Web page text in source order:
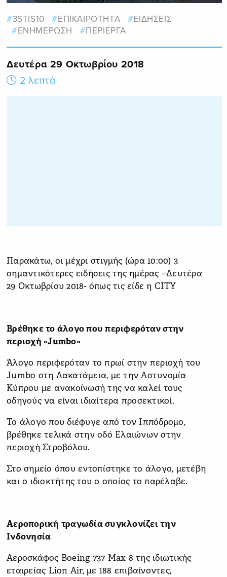
3STIS10 ΕΠΙΚΑΙΡΟΤΗΤΑ
ΕΙΔΗΣΕΙΣ
ΕΝΗΜΕΡΩΣΗ
ΠΕΡΙΕΡΓΑ
Δευτέρα 29 Οκτωβρίου 2018
2 λεπτά
Παρακάτω, οι μέχρι στιγμής (ώρα 10:00) 3
σημαντικότερες ειδήσεις της ημέρας –Δευτέρα
29 Οκτωβρίου 2018- όπως τις είδε η CITY
Βρέθηκε το άλογο που περιφερόταν στην
περιοχή «Jumbo»
Άλογο περιφερόταν το πρωί στην περιοχή του
Jumbo στη Λακατάμεια, με την Αστυνομία
Κύπρου με ανακοίνωσή της να καλεί τους
οδηγούς να είναι ιδιαίτερα προσεκτικοί.
Το άλογο που διέφυγε από τον Ιππόδρομο,
βρέθηκε τελικά στην οδό Ελαιώνων στην
περιοχή Στροβόλου.
Στο σημείο όπου εντοπίστηκε το άλογο, μετέβη
και ο ιδιοκτήτης του ο οποίος το παρέλαβε.
Αεροπορική τραγωδία συγκλονίζει την
Ινδονησία
Αεροσκάφος Boeing 737 Max 8 της ιδιωτικής
εταιρείας Lion Air, με 188 επιβαίνοντες,